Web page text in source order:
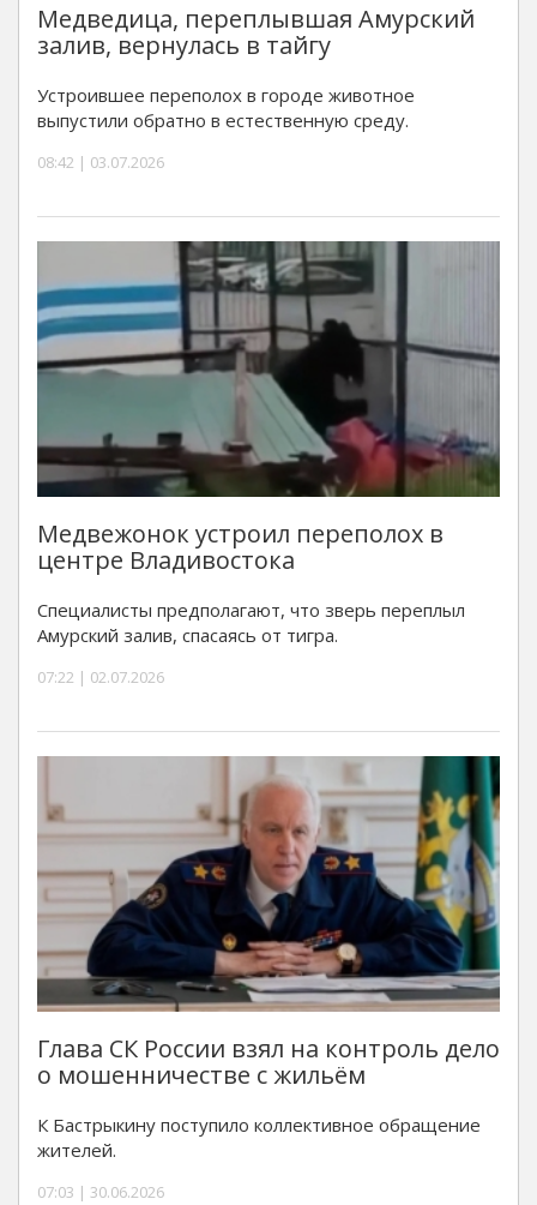
Медведица, переплывшая Амурский
залив, вернулась в тайгу
Устроившее переполох в городе животное
выпустили обратно в естественную среду.
08:42 | 03.07.2026
Медвежонок устроил переполох в
центре Владивостока
Специалисты предполагают, что зверь переплыл
Амурский залив, спасаясь от тигра.
07:22 | 02.07.2026
Глава СК России взял на контроль дело
о мошенничестве с жильём
К Бастрыкину поступило коллективное обращение
жителей.
07:03 | 30.06.2026